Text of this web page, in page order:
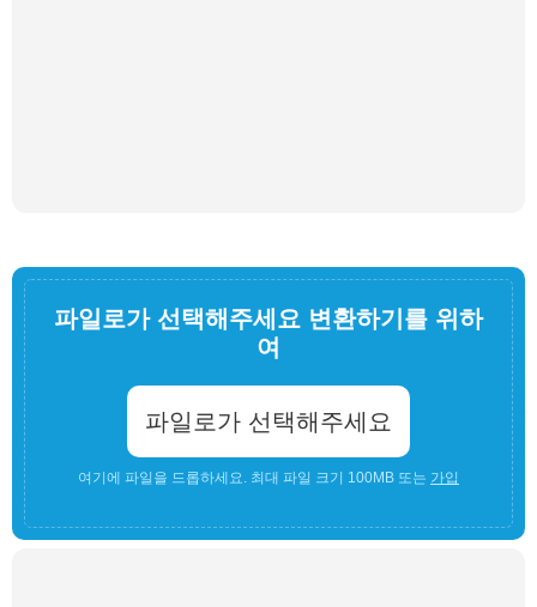
파일로가 선택해주세요 변환하기를 위하
여
파일로가 선택해주세요
여기에 파일을 드롭하세요. 최대 파일 크기 100MB 또는 가입